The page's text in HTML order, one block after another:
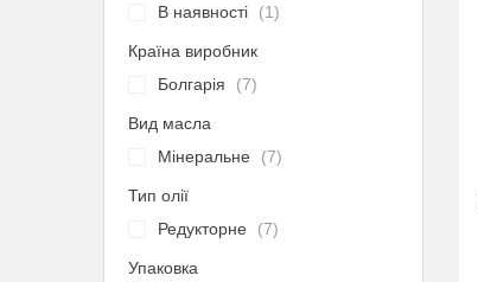
В наявності
1
Країна виробник
Болгарія
7
Вид масла
Мінеральне
7
Тип олії
Редукторне
7
Упаковка